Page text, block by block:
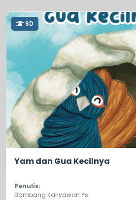
SD
Yam dan Gua Kecilnya
Penulis:
Bambang Kariyawan Ys.